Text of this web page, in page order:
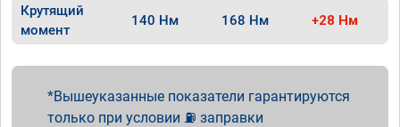
Крутящий
момент
140 Нм 168 Нм +28 Нм
Вышеуказанные показатели гарантируются
только при условии ⛽ заправки